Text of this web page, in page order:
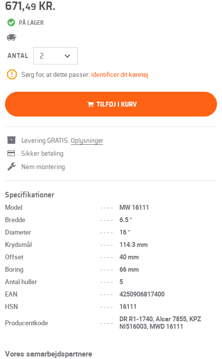
671,49 KR.
PÅ LAGER
ANTAL
Sørg for, at dette passer: identificer dit køretøj
TILFØJ I KURV
Levering GRATIS. Oplysninger
Sikker betaling
Nem montering
Specifikationer
Model ----
MW 16111
Bredde
----
6.5 "
Diameter
----
16 "
Krydsmål
----
114.3 mm
Offset
----
40 mm
Boring
----
66 mm
Antal huller
----
5
EAN
----
4250906817400
HSN
----
16111
Producentkode
----
DR R1-1740, Alcar 7855, KPZ
NI516003, MWD 16111
Vores samarbejdspartnere